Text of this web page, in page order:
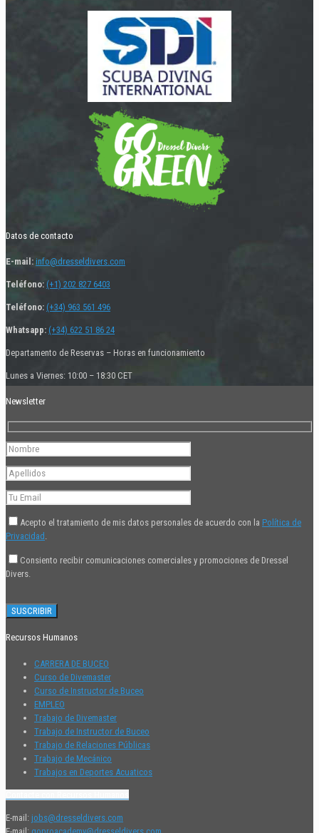
Datos de contacto
E-mail: info@dresseldivers.com
Teléfono: (+1) 202 827 6403
Teléfono: (+34) 963 561 496
Whatsapp: (+34) 622 51 86 24
Departamento de Reservas – Horas en funcionamiento
Lunes a Viernes: 10:00 – 18:30 CET
Newsletter
Acepto el tratamiento de mis datos personales de acuerdo con la Política de
Privacidad .
Consiento recibir comunicaciones comerciales y promociones de Dressel
Divers.
Recursos Humanos
CARRERA DE BUCEO
Curso de Divemaster
Curso de Instructor de Buceo
EMPLEO
Trabajo de Divemaster
Trabajo de Instructor de Buceo
Trabajo de Relaciones Públicas
Trabajo de Mecánico
Trabajos en Deportes Acuaticos
E-mail: jobs@dresseldivers.com